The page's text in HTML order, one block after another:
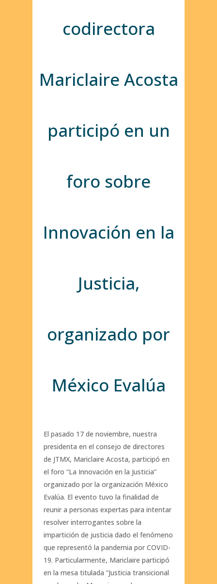
codirectora
Mariclaire Acosta
participó en un
foro sobre
Innovación en la
Justicia,
organizado por
México Evalúa
El pasado 17 de noviembre, nuestra
presidenta en el consejo de directores
de JTMX, Mariclaire Acosta, participó en
el foro “La Innovación en la Justicia”
organizado por la organización México
Evalúa. El evento tuvo la finalidad de
reunir a personas expertas para intentar
resolver interrogantes sobre la
impartición de justicia dado el fenómeno
que representó la pandemia por COVID-
19. Particularmente, Mariclaire participó
en la mesa titulada “Justicia transicional